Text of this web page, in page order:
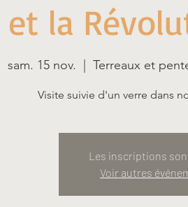
la
sam. 15 nov. Terreaux et
Visite suivie d'un verre dans
Les inscriptions
Voir autres